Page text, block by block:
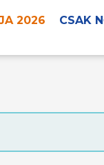
2026 CSAK